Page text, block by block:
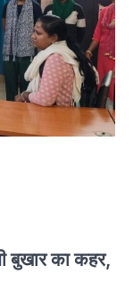
बुखार का कहर,